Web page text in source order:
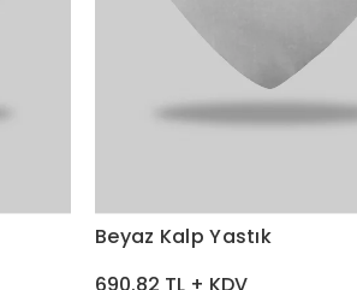
Beyaz Kalp Yastık